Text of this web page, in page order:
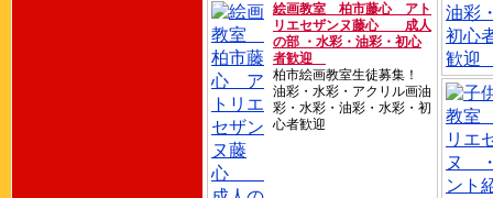
絵画教室 柏市藤心 アト
リエセザンヌ藤心 成人
の部 ・水彩・油彩・初心
者歓迎
柏市絵画教室生徒募集！
油彩・水彩・アクリル画油
彩・水彩・油彩・水彩・初
心者歓迎